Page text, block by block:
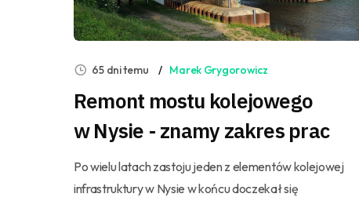
65 dni temu Marek Grygorowicz
Remont mostu kolejowego
w Nysie - znamy zakres prac
Po wielu latach zastoju jeden z elementów kolejowej
infrastruktury w Nysie w końcu doczekał się